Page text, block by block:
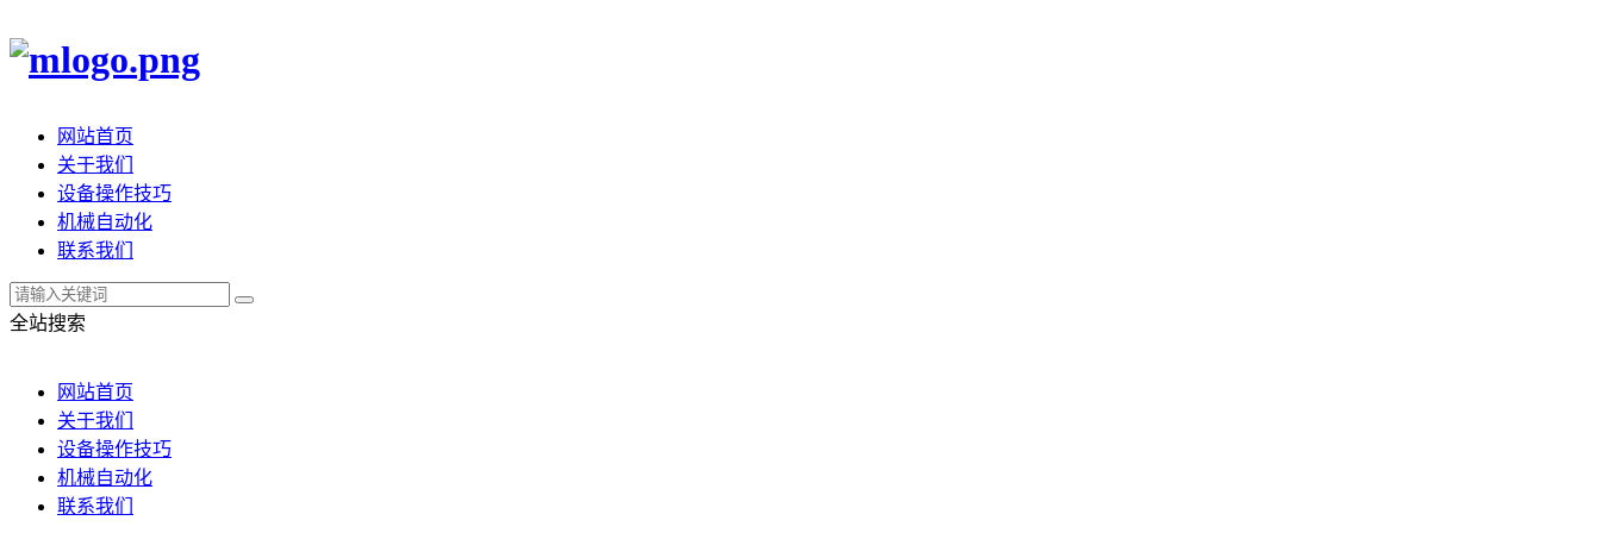
网站首页
关于我们
设备操作技巧
机械自动化
联系我们
全站搜索
网站首页
关于我们
设备操作技巧
机械自动化
联系我们